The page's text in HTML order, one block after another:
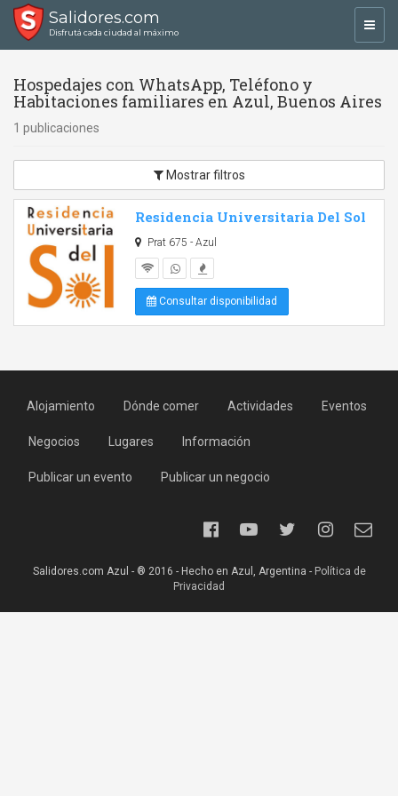
Salidores.com
Disfrutá cada ciudad al máximo
Hospedajes con WhatsApp, Teléfono y
Habitaciones familiares en Azul, Buenos Aires
1 publicaciones
Mostrar filtros
Residencia Universitaria Del Sol
Prat 675 - Azul
Consultar disponibilidad
Alojamiento Dónde comer Actividades Eventos
Negocios Lugares Información
Publicar un evento Publicar un negocio
Salidores.com Azul - ® 2016 - Hecho en Azul, Argentina - Política de
Privacidad